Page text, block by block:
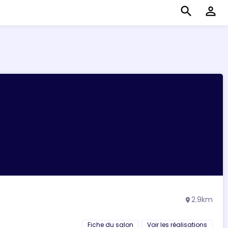
search perm_identity
location_on 2.9km
Fiche du salon Voir les réalisations